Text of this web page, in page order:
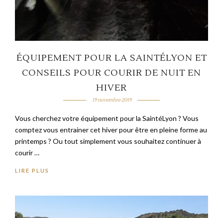
ÉQUIPEMENT POUR LA SAINTÉLYON ET
CONSEILS POUR COURIR DE NUIT EN
HIVER
19 novembre 2019
Vous cherchez votre équipement pour la SaintéLyon ? Vous
comptez vous entrainer cet hiver pour être en pleine forme au
printemps ? Ou tout simplement vous souhaitez continuer à
courir …
LIRE PLUS